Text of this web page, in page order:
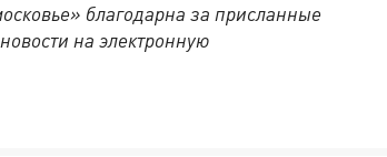
благодарна за присланные
на электронную